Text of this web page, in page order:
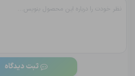
ثبت دیدگاه